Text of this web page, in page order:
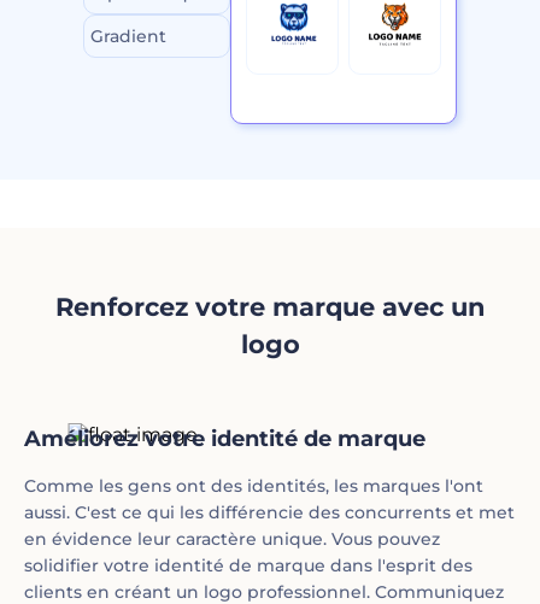
Gradient
Renforcez votre marque avec un
logo
Améliorez votre identité de marque
Comme les gens ont des identités, les marques l'ont
aussi. C'est ce qui les différencie des concurrents et met
en évidence leur caractère unique. Vous pouvez
solidifier votre identité de marque dans l'esprit des
clients en créant un logo professionnel. Communiquez